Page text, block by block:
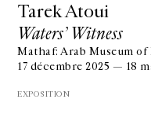
Tarek Atoui
Waters’ Witness
Mathaf: Arab Museum
17 décembre 2025 — 18
EXPOSITION